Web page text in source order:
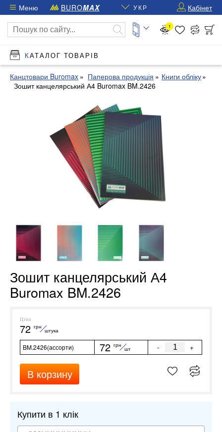
Меню BUROMAX УКР Кабінет
1
КАТАЛОГ ТОВАРІВ
Канцтовари Buromax Паперова продукція
Книги обліку
Зошит канцелярський А4 Buromax BM.2426
Зошит канцелярський А4
Buromax BM.2426
Ціна
72 грн
штука
BM.2426(ассорти) 72 грн
шт - +
В корзину
Купити в 1 клік